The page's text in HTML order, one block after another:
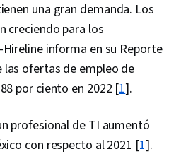
And Principles, Case Studies,
Data Analysis Software,
AI Enablement
una gran demanda. Los
creciendo para los
informa en su Reporte
las ofertas de empleo de
por ciento en 2022 [1].
profesional de TI aumentó
con respecto al 2021 [1].